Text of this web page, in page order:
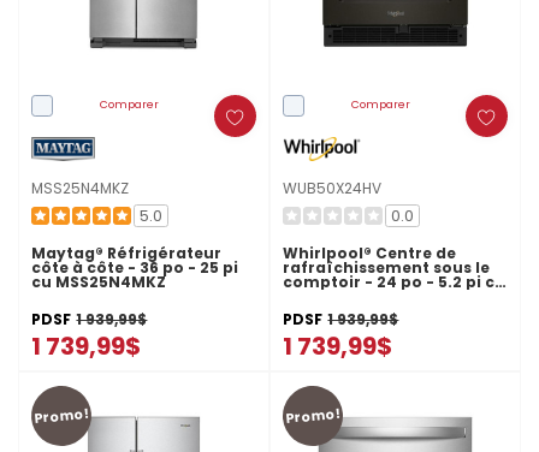
Comparer
MSS25N4MKZ
5.0
Maytag® Réfrigérateur
côte à côte - 36 po - 25 pi
cu MSS25N4MKZ
PDSF 1 939,99$
1 739,99$
Comparer
WUB50X24HV
0.0
Whirlpool® Centre de
rafraîchissement sous le
comptoir - 24 po - 5.2 pi cu
WUB50X24HV
PDSF 1 939,99$
1 739,99$
Promo! Promo!